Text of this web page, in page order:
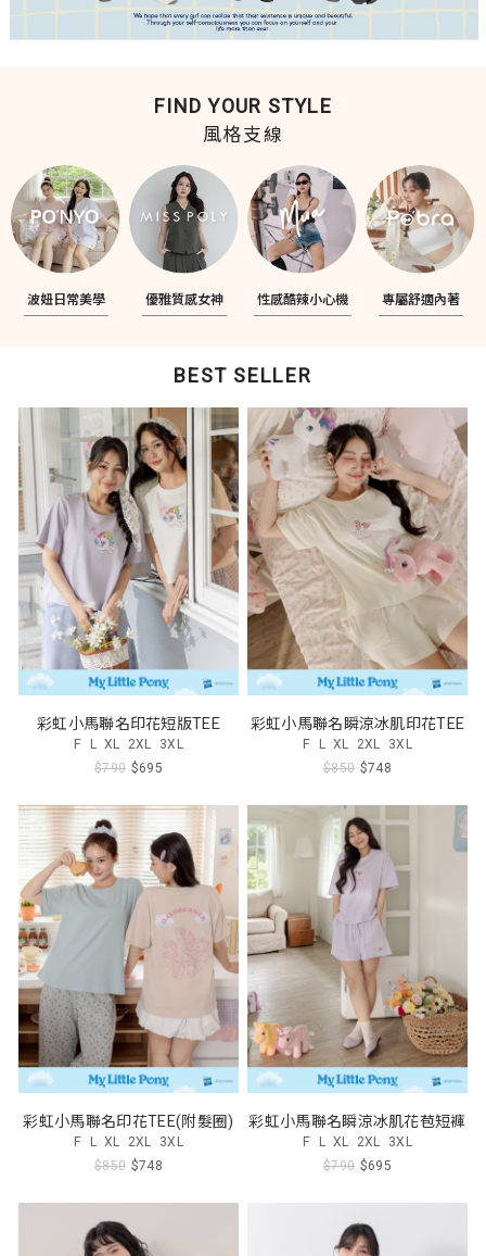
FIND YOUR STYLE
風格支線
波妞日常美學 優雅質感女神 性感酷辣小心機 專屬舒適內著
BEST SELLER
彩虹小馬聯名印花短版TEE
F L XL 2XL 3XL
$790 $695
彩虹小馬聯名瞬涼冰肌印花TEE
F L XL 2XL 3XL
$850 $748
彩虹小馬聯名印花TEE(附髮圈)
F L XL 2XL 3XL
$850 $748
彩虹小馬聯名瞬涼冰肌花苞短褲
F L XL 2XL 3XL
$790 $695